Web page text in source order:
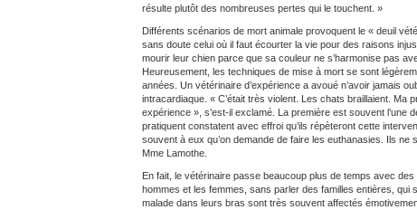
résulte plutôt des nombreuses pertes qui le touchent. »
Différents scénarios de mort animale provoquent le « deuil
sans doute celui où il faut écourter la vie pour des raisons
mourir leur chien parce que sa couleur ne s’harmonise pas
Heureusement, les techniques de mise à mort se sont
années. Un vétérinaire d’expérience a avoué n’avoir jamais
intracardiaque. « C’était très violent. Les chats braillaient. Ma
expérience », s’est-il exclamé. La première est souvent l’une
pratiquent constatent avec effroi qu’ils répèteront cette
souvent à eux qu’on demande de faire les euthanasies. Ils ne
Mme Lamothe.
En fait, le vétérinaire passe beaucoup plus de temps avec
hommes et les femmes, sans parler des familles entières, qui
malade dans leurs bras sont très souvent affectés